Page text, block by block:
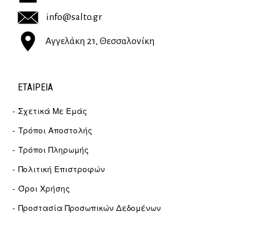
info@salto.gr
Αγγελάκη 21, Θεσσαλονίκη
ΕΤΑΙΡΕΊΑ
Σχετικά Με Εμάς
Τρόποι Αποστολής
Τρόποι Πληρωμής
Πολιτική Επιστροφών
Όροι Χρήσης
Προστασία Προσωπικών Δεδομένων